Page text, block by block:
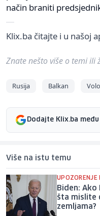
način braniti
Klix.ba čitajte i u našoj
Znate nešto više o temi ili
Rusija Balkan
Dodajte Klix.ba
Više na istu temu
UPOZORENJE
Biden:
šta mislite
zemljama?